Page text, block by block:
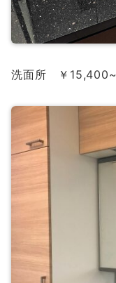
洗面所 ￥15,400~